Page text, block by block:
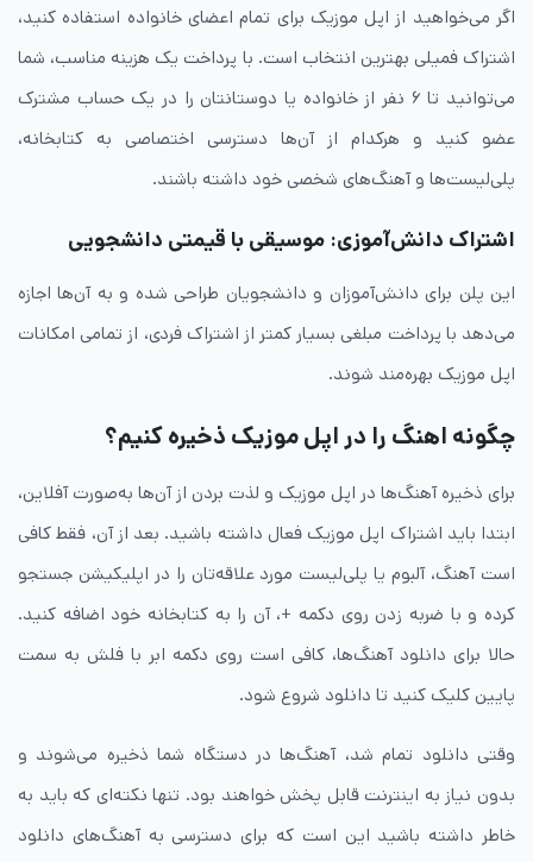
اگر می‌خواهید از اپل موزیک برای تمام اعضای خانواده استفاده کنید،
اشتراک فمیلی بهترین انتخاب است. با پرداخت یک هزینه مناسب، شما
می‌توانید تا ۶ نفر از خانواده یا دوستانتان را در یک حساب مشترک
عضو کنید و هرکدام از آن‌ها دسترسی اختصاصی به کتابخانه،
پلی‌لیست‌ها و آهنگ‌های شخصی خود داشته باشند.
اشتراک دانش‌آموزی: موسیقی با قیمتی دانشجویی
این پلن برای دانش‌آموزان و دانشجویان طراحی شده و به آن‌ها اجازه
می‌دهد با پرداخت مبلغی بسیار کمتر از اشتراک فردی، از تمامی امکانات
اپل موزیک بهره‌مند شوند.
چگونه اهنگ را در اپل موزیک ذخیره کنیم؟
برای ذخیره آهنگ‌ها در اپل موزیک و لذت بردن از آن‌ها به‌صورت آفلاین،
ابتدا باید اشتراک اپل موزیک فعال داشته باشید. بعد از آن، فقط کافی
است آهنگ، آلبوم یا پلی‌لیست مورد علاقه‌تان را در اپلیکیشن جستجو
کرده و با ضربه زدن روی دکمه +، آن را به کتابخانه خود اضافه کنید.
حالا برای دانلود آهنگ‌ها، کافی است روی دکمه ابر با فلش به سمت
پایین کلیک کنید تا دانلود شروع شود.
وقتی دانلود تمام شد، آهنگ‌ها در دستگاه شما ذخیره می‌شوند و
بدون نیاز به اینترنت قابل پخش خواهند بود. تنها نکته‌ای که باید به
خاطر داشته باشید این است که برای دسترسی به آهنگ‌های دانلود